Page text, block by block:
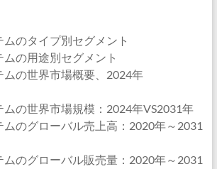
ムのタイプ別セグメント
ムの用途別セグメント
ムの世界市場概要、2024年
ムの世界市場規模：2024年VS2031年
ムのグローバル売上高：2020年～2031
ムのグローバル販売量：2020年～2031